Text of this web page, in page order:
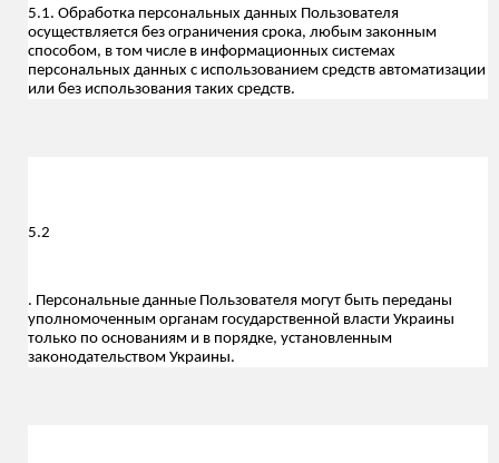
5.1. Обработка персональных данных Пользователя
осуществляется без ограничения срока, любым законным
способом, в том числе в информационных системах
персональных данных с использованием средств автоматизации
или без использования таких средств.
5.2
. Персональные данные Пользователя могут быть переданы
уполномоченным органам государственной власти Украины
только по основаниям и в порядке, установленным
законодательством Украины.